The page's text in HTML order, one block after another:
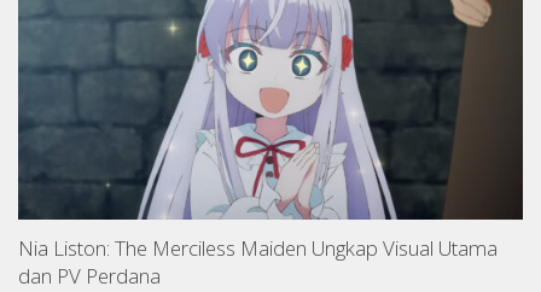
Nia Liston: The Merciless Maiden Ungkap Visual Utama
dan PV Perdana